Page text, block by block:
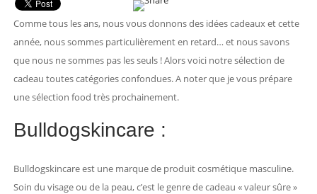
Comme tous les ans, nous vous donnons des idées cadeaux et cette
année, nous sommes particulièrement en retard… et nous savons
que nous ne sommes pas les seuls ! Alors voici notre sélection de
cadeau toutes catégories confondues. A noter que je vous prépare
une sélection food très prochainement.
Bulldogskincare :
Bulldogskincare est une marque de produit cosmétique masculine.
Soin du visage ou de la peau, c’est le genre de cadeau « valeur sûre »